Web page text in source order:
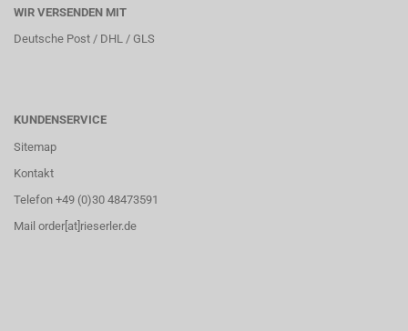
WIR VERSENDEN MIT
Deutsche Post / DHL / GLS
KUNDENSERVICE
Sitemap
Kontakt
Telefon +49 (0)30 48473591
Mail order[at]rieserler.de